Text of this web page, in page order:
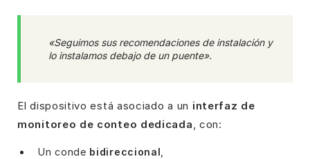
«Seguimos sus recomendaciones de instalación y
lo instalamos debajo de un puente».
El dispositivo está asociado a un interfaz de
monitoreo de conteo dedicada, con:
Un conde bidireccional